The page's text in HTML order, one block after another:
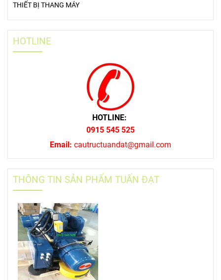
THIẾT BỊ THANG MÁY
HOTLINE
HOTLINE:
0915 545 525
Email: cautructuandat@gmail.com
THÔNG TIN SẢN PHẨM TUẤN ĐẠT